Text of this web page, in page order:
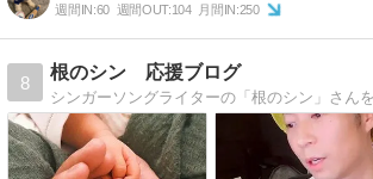
週間IN:60 週間OUT:104 月間IN:250
8
根のシン 応援ブログ